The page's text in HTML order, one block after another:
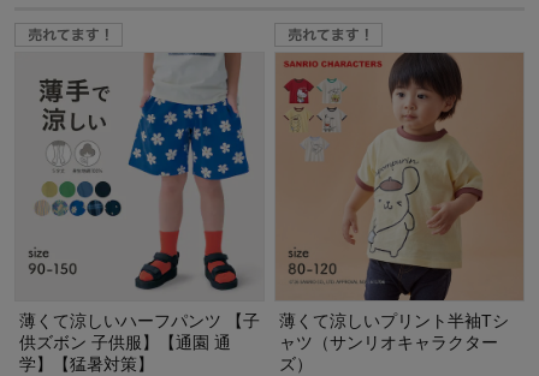
薄くて涼しいハーフパンツ 【子
供ズボン 子供服】【通園 通
学】【猛暑対策】
薄くて涼しいプリント半袖Tシ
ャツ（サンリオキャラクター
ズ）